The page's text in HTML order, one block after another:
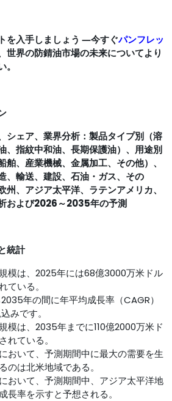
を入手しましょう ―今すぐパンフレッ
世界の防錆油市場の未来についてより
シェア、業界分析：製品タイプ別（溶
、指紋中和油、長期保護油）、用途別
舶、産業機械、金属加工、その他）、
、輸送、建設、石油・ガス、その
、アジア太平洋、ラテンアメリカ、
および2026～2035年の予測
統計
模は、2025年には68億3000万米ドル
ている。
年の間に年平均成長率（CAGR）
みです。
模は、2035年までに110億2000万米ド
れている。
おいて、予測期間中に最大の需要を生
のは北米地域である。
おいて、予測期間中、アジア太平洋地
長率を示すと予想される。